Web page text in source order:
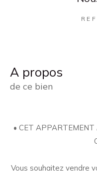
a propos
de ce bien
• CET APPARTEMENT
Vous souhaitez vendre